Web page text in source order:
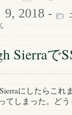
9, 2018 -
Sierraで
にしたらこれ
てしまった。ど